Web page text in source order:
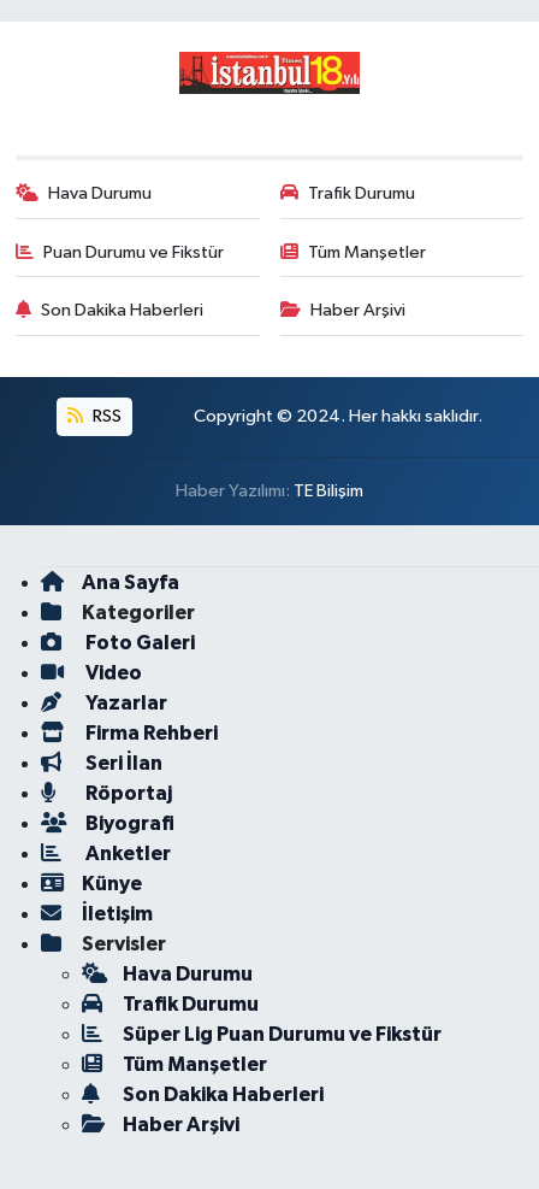
Hava Durumu Trafik Durumu
Puan Durumu ve Fikstür Tüm Manşetler
Son Dakika Haberleri Haber Arşivi
RSS Copyright © 2024. Her hakkı saklıdır.
Haber Yazılımı: TE Bilişim
Ana Sayfa
Kategoriler
Foto Galeri
Video
Yazarlar
Firma Rehberi
Seri İlan
Röportaj
Biyografi
Anketler
Künye
İletişim
Servisler
Hava Durumu
Trafik Durumu
Süper Lig Puan Durumu ve Fikstür
Tüm Manşetler
Son Dakika Haberleri
Haber Arşivi